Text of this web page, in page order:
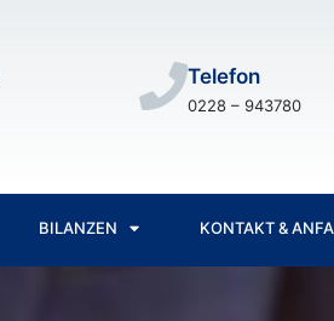
Telefon
0228 – 943780
BILANZEN KONTAKT &